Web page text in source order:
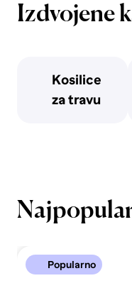
Izdvojene
Kosilice
za travu
Popularno